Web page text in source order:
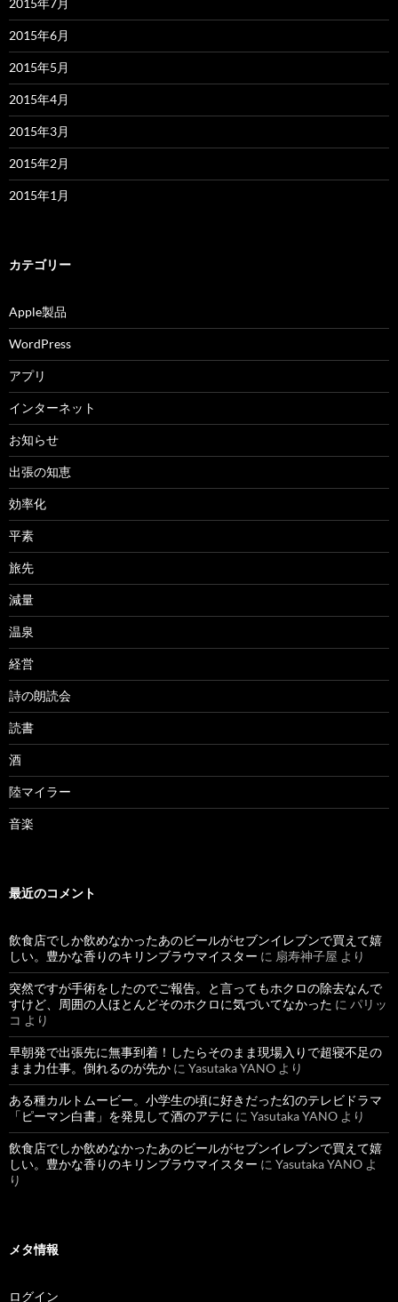
2015年7月
2015年6月
2015年5月
2015年4月
2015年3月
2015年2月
2015年1月
カテゴリー
Apple製品
WordPress
アプリ
インターネット
お知らせ
出張の知恵
効率化
平素
旅先
減量
温泉
経営
詩の朗読会
読書
酒
陸マイラー
音楽
最近のコメント
飲食店でしか飲めなかったあのビールがセブンイレブンで買えて嬉
しい。豊かな香りのキリンブラウマイスター に 扇寿神子屋 より
突然ですが手術をしたのでご報告。と言ってもホクロの除去なんで
すけど、周囲の人ほとんどそのホクロに気づいてなかった に パリッ
コ より
早朝発で出張先に無事到着！したらそのまま現場入りで超寝不足の
まま力仕事。倒れるのが先か に Yasutaka YANO より
ある種カルトムービー。小学生の頃に好きだった幻のテレビドラマ
「ピーマン白書」を発見して酒のアテに に Yasutaka YANO より
飲食店でしか飲めなかったあのビールがセブンイレブンで買えて嬉
しい。豊かな香りのキリンブラウマイスター に Yasutaka YANO よ
り
メタ情報
ログイン